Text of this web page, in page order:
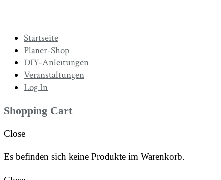
Startseite
Planer-Shop
DIY-Anleitungen
Veranstaltungen
Log In
Shopping Cart
Close
Es befinden sich keine Produkte im Warenkorb.